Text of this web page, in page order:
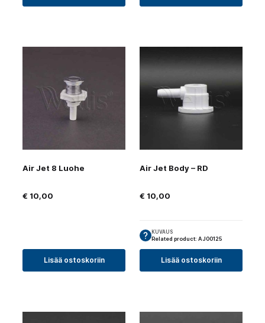
Air Jet 8 Luohe
€ 10,00
Lisää ostoskoriin
Air Jet Body – RD
€ 10,00
KUVAUS
Related product: AJ00125
Lisää ostoskoriin